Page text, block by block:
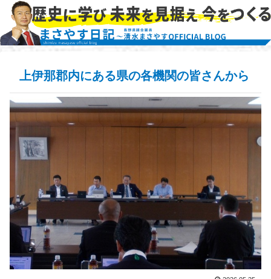
上伊那郡内にある県の各機関の皆さんから